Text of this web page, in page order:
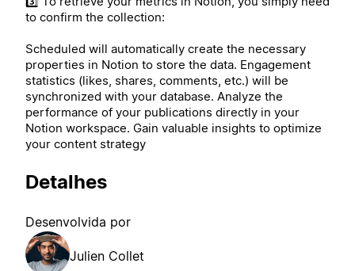
to confirm the collection:
Scheduled will automatically create the necessary
properties in Notion to store the data. Engagement
statistics (likes, shares, comments, etc.) will be
synchronized with your database. Analyze the
performance of your publications directly in your
Notion workspace. Gain valuable insights to optimize
your content strategy
Detalhes
Desenvolvida por
Julien Collet